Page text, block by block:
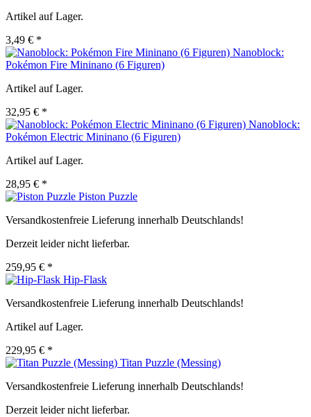
Artikel auf Lager.
3,49 € *
Nanoblock:
Pokémon Fire Mininano (6 Figuren)
Artikel auf Lager.
32,95 € *
Nanoblock:
Pokémon Electric Mininano (6 Figuren)
Artikel auf Lager.
28,95 € *
Piston Puzzle
Versandkostenfreie Lieferung innerhalb Deutschlands!
Derzeit leider nicht lieferbar.
259,95 € *
Hip-Flask
Versandkostenfreie Lieferung innerhalb Deutschlands!
Artikel auf Lager.
229,95 € *
Titan Puzzle (Messing)
Versandkostenfreie Lieferung innerhalb Deutschlands!
Derzeit leider nicht lieferbar.